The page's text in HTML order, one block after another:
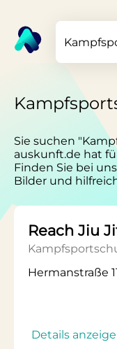
Sie suchen
auskunft.de hat
Finden Sie bei
Bilder und
Reach Jiu
Hermanstraße
Details